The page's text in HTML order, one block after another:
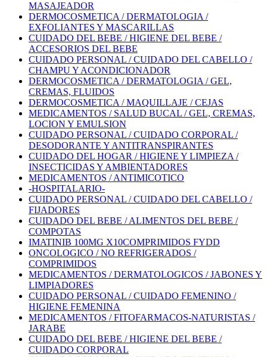
MASAJEADOR
DERMOCOSMETICA / DERMATOLOGIA /
EXFOLIANTES Y MASCARILLAS
CUIDADO DEL BEBE / HIGIENE DEL BEBE /
ACCESORIOS DEL BEBE
CUIDADO PERSONAL / CUIDADO DEL CABELLO /
CHAMPU Y ACONDICIONADOR
DERMOCOSMETICA / DERMATOLOGIA / GEL,
CREMAS, FLUIDOS
DERMOCOSMETICA / MAQUILLAJE / CEJAS
MEDICAMENTOS / SALUD BUCAL / GEL, CREMAS,
LOCION Y EMULSION
CUIDADO PERSONAL / CUIDADO CORPORAL /
DESODORANTE Y ANTITRANSPIRANTES
CUIDADO DEL HOGAR / HIGIENE Y LIMPIEZA /
INSECTICIDAS Y AMBIENTADORES
MEDICAMENTOS / ANTIMICOTICO
-HOSPITALARIO-
CUIDADO PERSONAL / CUIDADO DEL CABELLO /
FIJADORES
CUIDADO DEL BEBE / ALIMENTOS DEL BEBE /
COMPOTAS
IMATINIB 100MG X10COMPRIMIDOS FYDD
ONCOLOGICO / NO REFRIGERADOS /
COMPRIMIDOS
MEDICAMENTOS / DERMATOLOGICOS / JABONES Y
LIMPIADORES
CUIDADO PERSONAL / CUIDADO FEMENINO /
HIGIENE FEMENINA
MEDICAMENTOS / FITOFARMACOS-NATURISTAS /
JARABE
CUIDADO DEL BEBE / HIGIENE DEL BEBE /
CUIDADO CORPORAL